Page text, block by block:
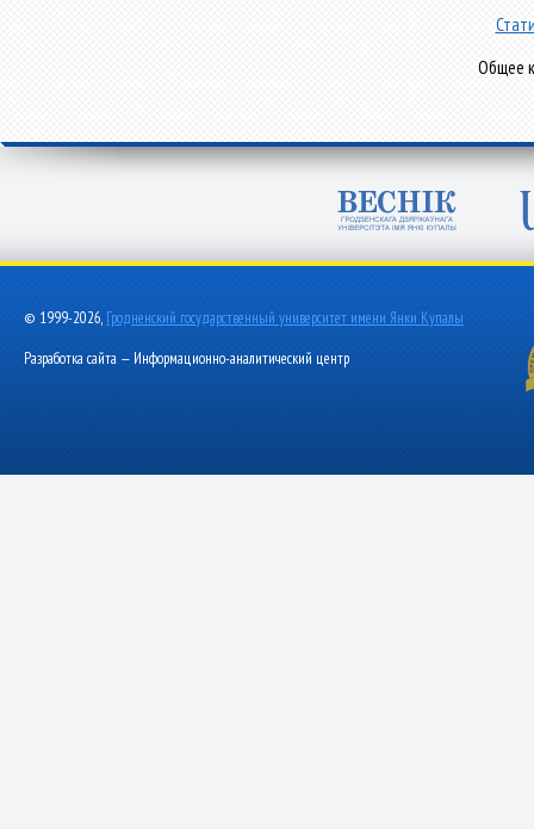
Общее
© 1999-2026, Гродненский государственный университет имени Янки Купалы
Разработка сайта — Информационно-аналитический центр